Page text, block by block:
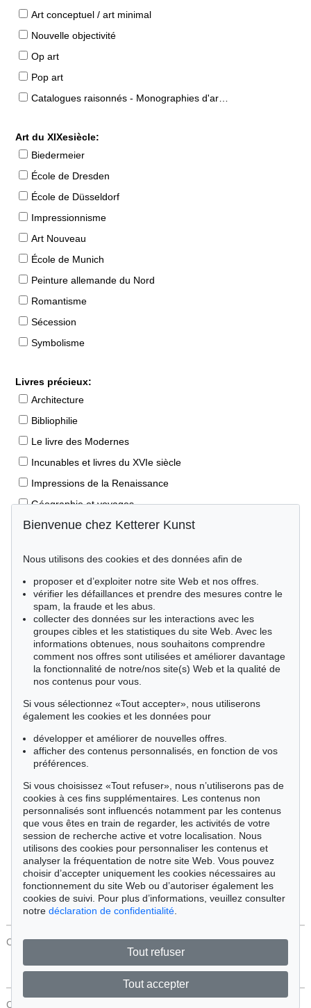
Art conceptuel / art minimal
Nouvelle objectivité
Op art
Pop art
Catalogues raisonnés - Monographies d'artistes
Art du XIXesiècle:
Biedermeier
École de Dresden
École de Düsseldorf
Impressionnisme
Art Nouveau
École de Munich
Peinture allemande du Nord
Romantisme
Sécession
Symbolisme
Livres précieux:
Architecture
Bibliophilie
Le livre des Modernes
Incunables et livres du XVIe siècle
Impressions de la Renaissance
Géographie et voyages
Éditions princeps
Livres pour enfants
Style de vie
Événements clés des sciences naturelles
Littérature mondiale
Littérature économique
Cimélie
Trier par:
Tous les objets
Offres actuelles
Objets vendus
Chercher
CONTACT Protection Des Données
CONTACT
Bienvenue chez Ketterer Kunst
Nous utilisons des cookies et des données afin de
proposer et d’exploiter notre site Web et nos offres.
vérifier les défaillances et prendre des mesures contre le
spam, la fraude et les abus.
collecter des données sur les interactions avec les
groupes cibles et les statistiques du site Web. Avec les
informations obtenues, nous souhaitons comprendre
comment nos offres sont utilisées et améliorer davantage
la fonctionnalité de notre/nos site(s) Web et la qualité de
nos contenus pour vous.
Si vous sélectionnez «Tout accepter», nous utiliserons
également les cookies et les données pour
développer et améliorer de nouvelles offres.
afficher des contenus personnalisés, en fonction de vos
préférences.
Si vous choisissez «Tout refuser», nous n’utiliserons pas de
cookies à ces fins supplémentaires. Les contenus non
personnalisés sont influencés notamment par les contenus
que vous êtes en train de regarder, les activités de votre
session de recherche active et votre localisation. Nous
utilisons des cookies pour personnaliser les contenus et
analyser la fréquentation de notre site Web. Vous pouvez
choisir d’accepter uniquement les cookies nécessaires au
fonctionnement du site Web ou d’autoriser également les
cookies de suivi. Pour plus d’informations, veuillez consulter
notre déclaration de confidentialité
Tout refuser
Tout accepter